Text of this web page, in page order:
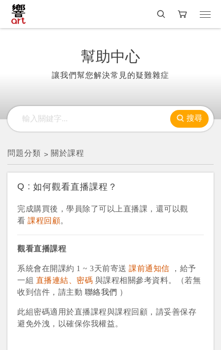
幫助中心
讓我們幫您解決常見的疑難雜症
搜尋
問題分類 關於課程
Q : 如何觀看直播課程？
完成購買後，學員除了可以上直播課，還可以觀
看 課程回顧。
觀看直播課程
系統會在開課約 1 ~ 3天前寄送 課前通知信
，給予
一組 直播連結、密碼 與課程相關參考資料。（若無
收到信件，請主動 聯絡我們 ）
此組密碼適用於直播課程與課程回顧，請妥善保存
避免外洩，以確保你我權益。